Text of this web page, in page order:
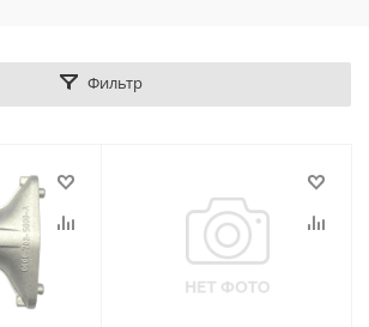
Фильтр